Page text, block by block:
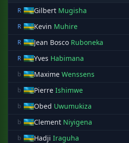
R
Gilbert Mugisha
R
Kevin Muhire
R
Jean Bosco Ruboneka
R
Yves Habimana
b
Maxime Wenssens
b Pierre Ishimwe
b Obed Uwumukiza
b Clement Niyigena
b Hadji Iraguha